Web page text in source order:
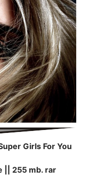
Girls For You
|| 255 mb. rar